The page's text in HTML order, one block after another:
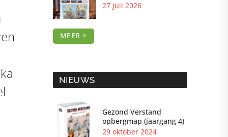
27 juli 2026
MEER >
NIEUWS
Gezond Verstand
opbergmap (jaargang 4)
29 oktober 2024